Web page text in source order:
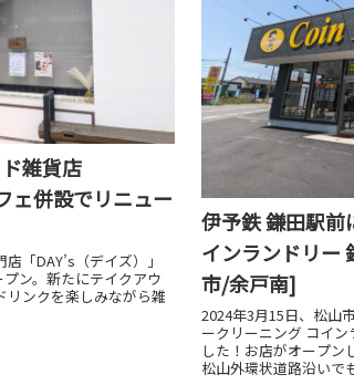
雑貨店
ェ併設でリニュー
「DAY’s（デイズ）」
ン。新たにテイクアウ
リンクを楽しみながら雑
伊予鉄 鎌田駅前
インランドリー
市/余戸南]
2024年3月15日、松山
ークリーニング コイ
した！お店がオープン
松山外環状道路沿いで